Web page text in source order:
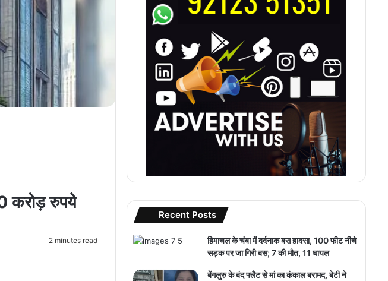
करोड़ रुपये
2 minutes read
Recent Posts
हिमाचल के चंबा में दर्दनाक बस हादसा, 100 फीट नीचे
सड़क पर जा गिरी बस; 7 की मौत, 11 घायल
बेंगलुरु के बंद फ्लैट से मां का कंकाल बरामद, बेटी ने